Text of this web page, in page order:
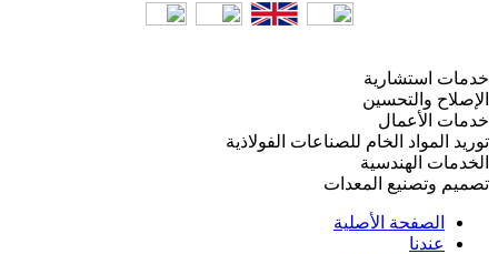
خدمات استشارية
الإصلاح والتحسين
خدمات الأعمال
توريد المواد الخام للصناعات الفولاذية
الخدمات الهندسية
تصميم وتصنيع المعدات
الصفحة الأصلية
عندنا